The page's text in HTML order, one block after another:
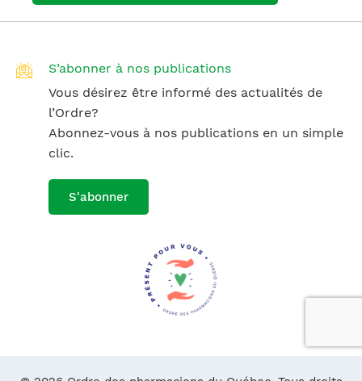
S’abonner à nos publications
Vous désirez être informé des actualités de
l’Ordre?
Abonnez-vous à nos publications en un simple
clic.
S'abonner